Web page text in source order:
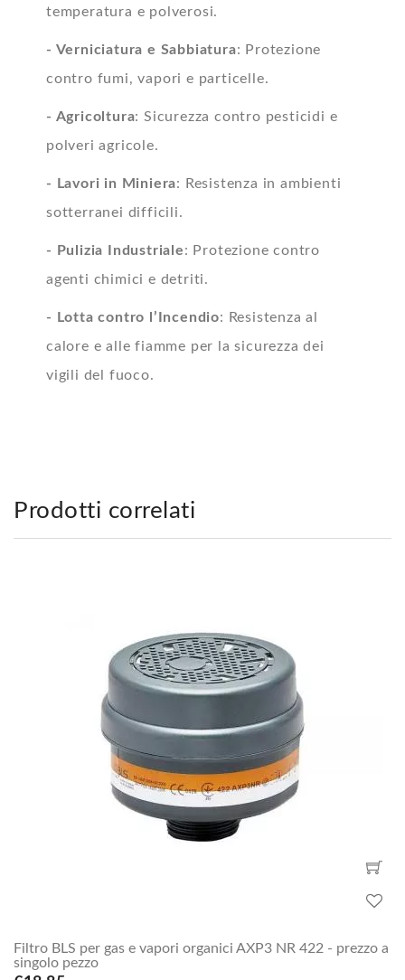
temperatura e polverosi.
- Verniciatura e Sabbiatura: Protezione
contro fumi, vapori e particelle.
- Agricoltura: Sicurezza contro pesticidi e
polveri agricole.
- Lavori in Miniera: Resistenza in ambienti
sotterranei difficili.
- Pulizia Industriale: Protezione contro
agenti chimici e detriti.
- Lotta contro l’Incendio: Resistenza al
calore e alle fiamme per la sicurezza dei
vigili del fuoco.
Prodotti correlati
Filtro BLS per gas e vapori organici AXP3 NR 422 - prezzo a
singolo pezzo